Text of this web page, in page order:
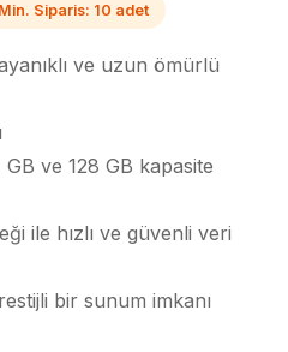
Siparis: 10 adet
ve uzun ömürlü
ve 128 GB kapasite
ile hızlı ve güvenli veri
bir sunum imkanı